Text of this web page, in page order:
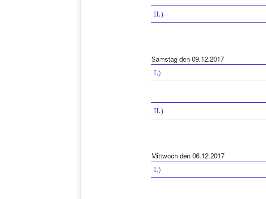
II.)
Samstag den 09.12.2017
I.)
II.)
Mittwoch den 06.12.2017
I.)